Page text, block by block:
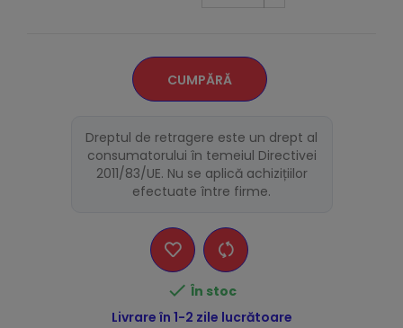
CUMPĂRĂ
Dreptul de retragere este un drept al
consumatorului în temeiul Directivei
2011/83/UE. Nu se aplică achizițiilor
efectuate între firme.
 În stoc
Livrare în 1-2 zile lucrătoare